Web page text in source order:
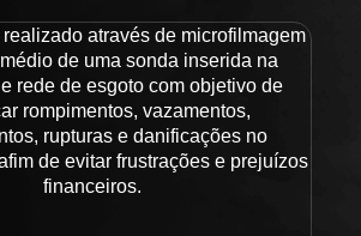
através de microfilmagem
de uma sonda inserida na
rede de esgoto com objetivo de
rompimentos, vazamentos,
rupturas e danificações no
de evitar frustrações e prejuízos
financeiros.